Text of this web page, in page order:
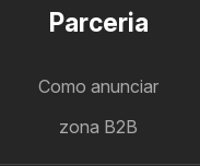
Parceria
Como anunciar
zona B2B